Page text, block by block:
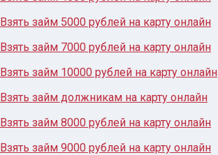
Взять займ 5000 рублей на карту онлайн
Взять займ 7000 рублей на карту онлайн
Взять займ 10000 рублей на карту онлайн
Взять займ должникам на карту онлайн
Взять займ 8000 рублей на карту онлайн
Взять займ 9000 рублей на карту онлайн